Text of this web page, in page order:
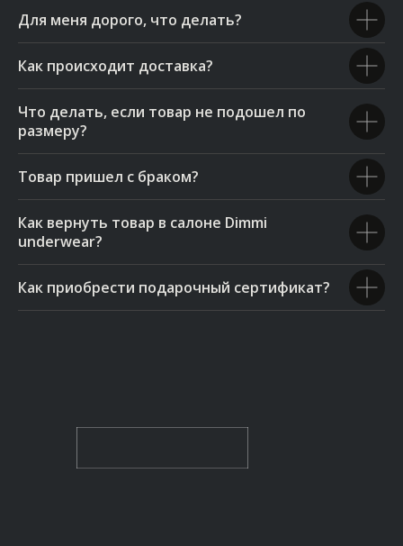
Для меня дорого, что делать?
Как происходит доставка?
Что делать, если товар не подошел по
размеру?
Товар пришел с браком?
Как вернуть товар в салоне Dimmi
underwear?
Как приобрести подарочный сертификат?